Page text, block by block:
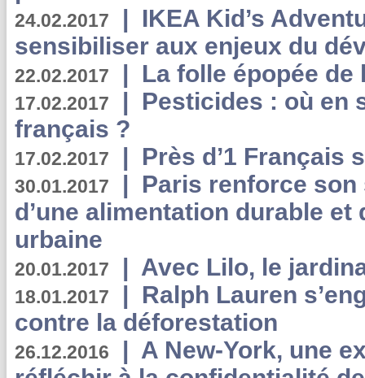
24.02.2017 | IKEA Kid’s
sensibiliser aux enjeux du
22.02.2017 | La folle épopée de
17.02.2017 | Pesticides : où en
français ?
17.02.2017 | Près d’1 Français
30.01.2017 | Paris renforce
d’une alimentation durable et
urbaine
20.01.2017 | Avec Lilo, le
18.01.2017 | Ralph Lauren
contre la déforestation
26.12.2016 | A New-York, une